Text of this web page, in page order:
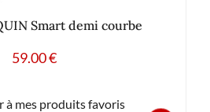
Smart demi courbe
59.00€
à mes produits favoris